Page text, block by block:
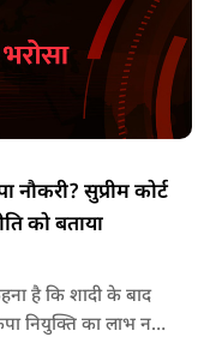
सुप्रीम कोर्ट
को बताया
है कि शादी के बाद
नियुक्ति का लाभ नहीं